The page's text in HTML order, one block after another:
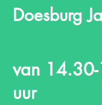
Doesburg
van
uur